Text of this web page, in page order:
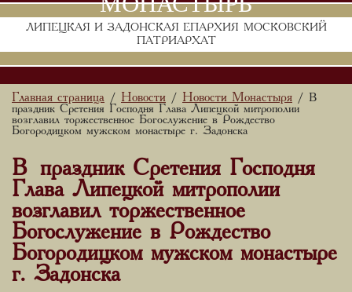
ЛИПЕЦКАЯ И ЗАДОНСКАЯ ЕПАРХИЯ МОСКОВСКИЙ
ПАТРИАРХАТ
Главная страница / Новости / Новости Монастыря / В
праздник Сретения Господня Глава Липецкой митрополии
возглавил торжественное Богослужение в Рождество
Богородицком мужском монастыре г. Задонска
В праздник Сретения Господня
Глава Липецкой митрополии
возглавил торжественное
Богослужение в Рождество
Богородицком мужском монастыре
г. Задонска